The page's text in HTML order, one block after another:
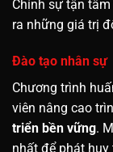
Chính sự tận
ra những giá trị
Đào tạo nhân sự
Chương trình
viên nâng cao
triển bền vững.
nhất để phát